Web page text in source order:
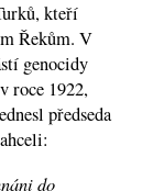
kteří
Řekům. V
genocidy
roce 1922,
předseda
do